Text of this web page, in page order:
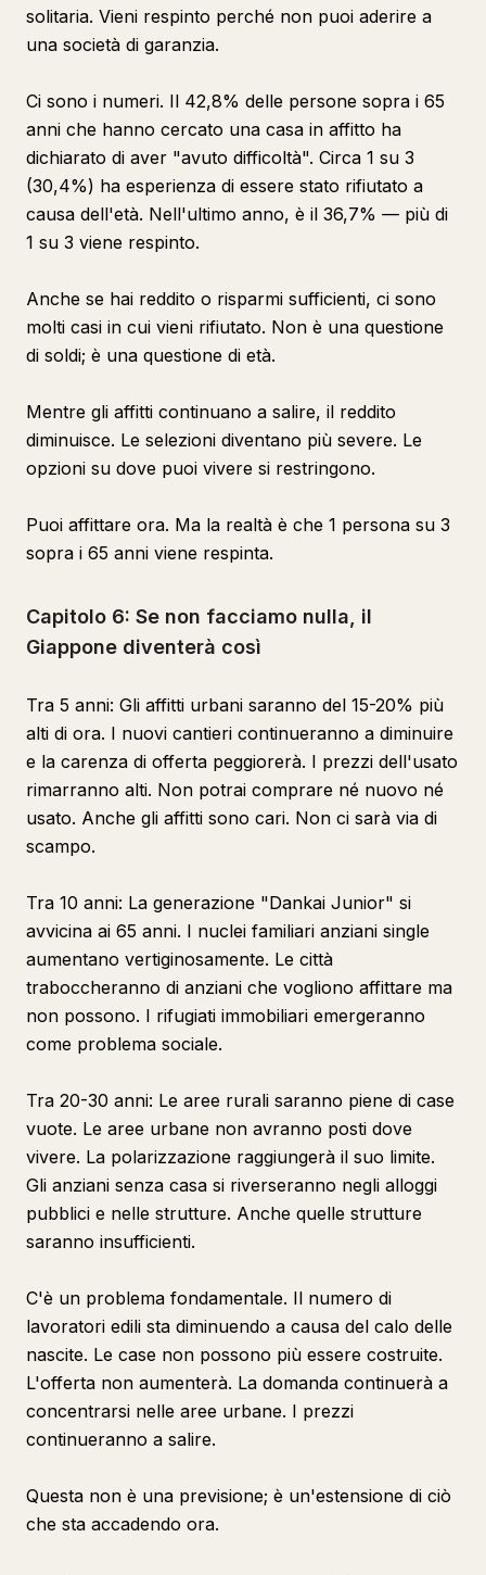
solitaria. Vieni respinto perché non puoi aderire a
una società di garanzia.
Ci sono i numeri. Il 42,8% delle persone sopra i 65
anni che hanno cercato una casa in affitto ha
dichiarato di aver "avuto difficoltà". Circa 1 su 3
(30,4%) ha esperienza di essere stato rifiutato a
causa dell'età. Nell'ultimo anno, è il 36,7% — più di
1 su 3 viene respinto.
Anche se hai reddito o risparmi sufficienti, ci sono
molti casi in cui vieni rifiutato. Non è una questione
di soldi; è una questione di età.
Mentre gli affitti continuano a salire, il reddito
diminuisce. Le selezioni diventano più severe. Le
opzioni su dove puoi vivere si restringono.
Puoi affittare ora. Ma la realtà è che 1 persona su 3
sopra i 65 anni viene respinta.
Capitolo 6: Se non facciamo nulla, il
Giappone diventerà così
Tra 5 anni: Gli affitti urbani saranno del 15-20% più
alti di ora. I nuovi cantieri continueranno a diminuire
e la carenza di offerta peggiorerà. I prezzi dell'usato
rimarranno alti. Non potrai comprare né nuovo né
usato. Anche gli affitti sono cari. Non ci sarà via di
scampo.
Tra 10 anni: La generazione "Dankai Junior" si
avvicina ai 65 anni. I nuclei familiari anziani single
aumentano vertiginosamente. Le città
traboccheranno di anziani che vogliono affittare ma
non possono. I rifugiati immobiliari emergeranno
come problema sociale.
Tra 20-30 anni: Le aree rurali saranno piene di case
vuote. Le aree urbane non avranno posti dove
vivere. La polarizzazione raggiungerà il suo limite.
Gli anziani senza casa si riverseranno negli alloggi
pubblici e nelle strutture. Anche quelle strutture
saranno insufficienti.
C'è un problema fondamentale. Il numero di
lavoratori edili sta diminuendo a causa del calo delle
nascite. Le case non possono più essere costruite.
L'offerta non aumenterà. La domanda continuerà a
concentrarsi nelle aree urbane. I prezzi
continueranno a salire.
Questa non è una previsione; è un'estensione di ciò
che sta accadendo ora.